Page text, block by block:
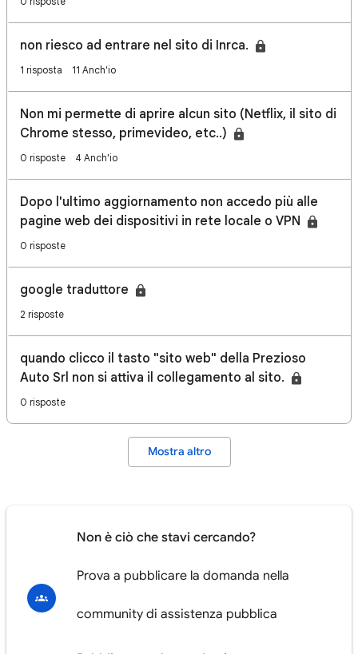
non riesco ad entrare nel sito di Inrca.
1 risposta 11 Anch'io
Non mi permette di aprire alcun sito (Netflix, il sito di
Chrome stesso, primevideo, etc..)
0 risposte 4 Anch'io
Dopo l'ultimo aggiornamento non accedo più alle
pagine web dei dispositivi in rete locale o VPN
0 risposte
google traduttore
2 risposte
quando clicco il tasto "sito web" della Prezioso
Auto Srl non si attiva il collegamento al sito.
0 risposte
Mostra altro
Non è ciò che stavi cercando?
Prova a pubblicare la domanda nella
community di assistenza pubblica